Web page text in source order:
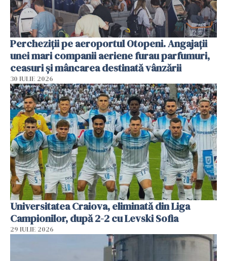
Percheziții pe aeroportul Otopeni. Angajații
unei mari companii aeriene furau parfumuri,
ceasuri și mâncarea destinată vânzării
30 IULIE 2026
Universitatea Craiova, eliminată din Liga
Campionilor, după 2-2 cu Levski Sofia
29 IULIE 2026